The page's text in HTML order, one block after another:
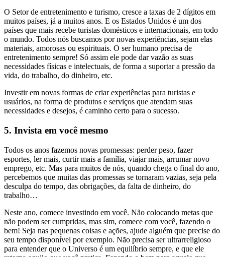
O Setor de entretenimento e turismo, cresce a taxas de 2 dígitos em
muitos países, já a muitos anos. E os Estados Unidos é um dos
países que mais recebe turistas domésticos e internacionais, em todo
o mundo. Todos nós buscamos por novas experiências, sejam elas
materiais, amorosas ou espirituais. O ser humano precisa de
entretenimento sempre! Só assim ele pode dar vazão as suas
necessidades físicas e intelectuais, de forma a suportar a pressão da
vida, do trabalho, do dinheiro, etc.
Investir em novas formas de criar experiências para turistas e
usuários, na forma de produtos e serviços que atendam suas
necessidades e desejos, é caminho certo para o sucesso.
5. Invista em você mesmo
Todos os anos fazemos novas promessas: perder peso, fazer
esportes, ler mais, curtir mais a família, viajar mais, arrumar novo
emprego, etc. Mas para muitos de nós, quando chega o final do ano,
percebemos que muitas das promessas se tornaram vazias, seja pela
desculpa do tempo, das obrigações, da falta de dinheiro, do
trabalho…
Neste ano, comece investindo em você. Não colocando metas que
não podem ser cumpridas, mas sim, comece com você, fazendo o
bem! Seja nas pequenas coisas e ações, ajude alguém que precise do
seu tempo disponível por exemplo. Não precisa ser ultrarreligioso
para entender que o Universo é um equilíbrio sempre, e que ele